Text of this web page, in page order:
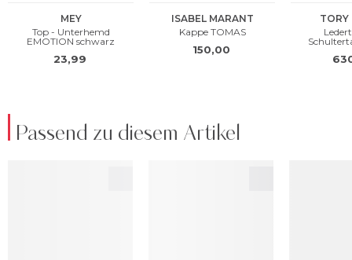
Passend zu diesem Artikel